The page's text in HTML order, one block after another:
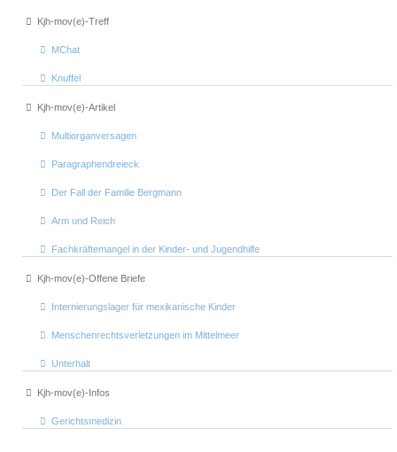
Kjh-mov(e)-Treff
MChat
Knuffel
Kjh-mov(e)-Artikel
Multiorganversagen
Paragraphendreieck
Der Fall der Familie Bergmann
Arm und Reich
Fachkräftemangel in der Kinder- und Jugendhilfe
Kjh-mov(e)-Offene Briefe
Internierungslager für mexikanische Kinder
Menschenrechtsverletzungen im Mittelmeer
Unterhalt
Kjh-mov(e)-Infos
Gerichtsmedizin